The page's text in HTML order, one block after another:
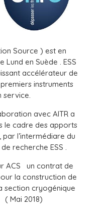
Source ) est en
Lund en Suède . ESS
accélérateur de
instruments
service.
avec AITR a
le cadre des apports
l’intermédiare du
recherche ESS .
ACS un contrat de
la construction de
section cryogénique
( Mai 2018)